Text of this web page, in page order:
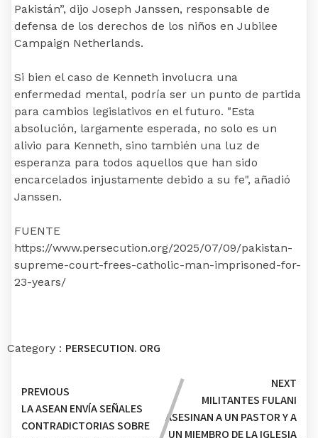
Pakistán”, dijo Joseph Janssen, responsable de
defensa de los derechos de los niños en Jubilee
Campaign Netherlands.
Si bien el caso de Kenneth involucra una
enfermedad mental, podría ser un punto de partida
para cambios legislativos en el futuro. "Esta
absolución, largamente esperada, no solo es un
alivio para Kenneth, sino también una luz de
esperanza para todos aquellos que han sido
encarcelados injustamente debido a su fe", añadió
Janssen.
FUENTE
https://www.persecution.org/2025/07/09/pakistan-
supreme-court-frees-catholic-man-imprisoned-for-
23-years/
Category : PERSECUTION. ORG
PREVIOUS
LA ASEAN ENVÍA SEÑALES
CONTRADICTORIAS SOBRE
NEXT
MILITANTES FULANI
ASESINAN A UN PASTOR Y A
UN MIEMBRO DE LA IGLESIA